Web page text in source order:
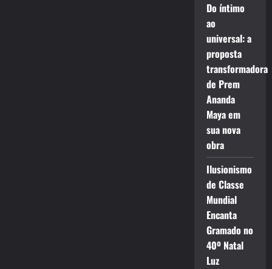
Do íntimo
ao
universal: a
proposta
transformadora
de Prem
Ananda
Maya em
sua nova
obra
Ilusionismo
de Classe
Mundial
Encanta
Gramado no
40º Natal
Luz